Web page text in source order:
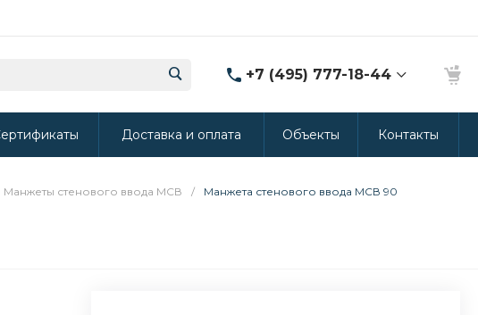
+7 (495) 777-18-44
8 (986) 314-94-49
Промышленная 15
8:30-20:00
Доставка и оплата Объекты Контакты
Манжеты стенового ввода МСВ / Манжета стенового ввода МСВ 90